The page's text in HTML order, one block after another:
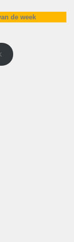
de week